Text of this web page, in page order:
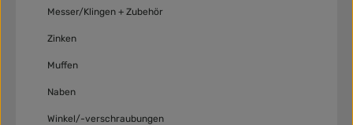
Messer/Klingen + Zubehör
Zinken
Muffen
Naben
Winkel/-verschraubungen